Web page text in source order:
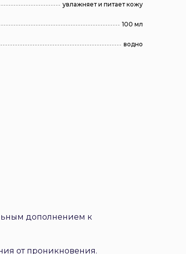
увлажняет и питает кожу
100 мл
водно
дополнением к
от проникновения.